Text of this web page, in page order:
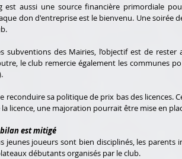
est aussi une source financière primordiale
don d'entreprise est le bienvenu. Une soirée
subventions des Mairies, l’objectif est de
le club remercie également les communes
reconduire sa politique de prix bas des
licence, une majoration pourrait être mise en
est mitigé
jeunes joueurs sont bien disciplinés, les parents
débutants organisés par le club.